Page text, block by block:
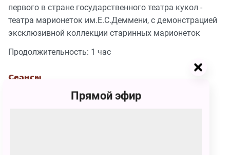
первого в стране государственного театра кукол -
театра марионеток им.Е.С.Деммени, с демонстрацией
эксклюзивной коллекции старинных марионеток
Продолжительность: 1 час
Сеансы
Прямой эфир